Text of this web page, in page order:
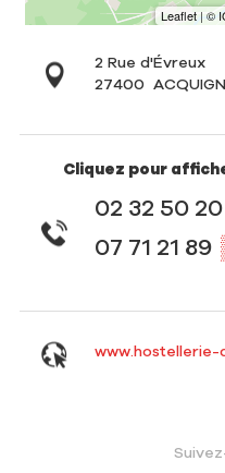
2 Rue d'Évreux
27400
Cliquez pour
02 32 50 20
07 71 21 89
www.hostellerie-